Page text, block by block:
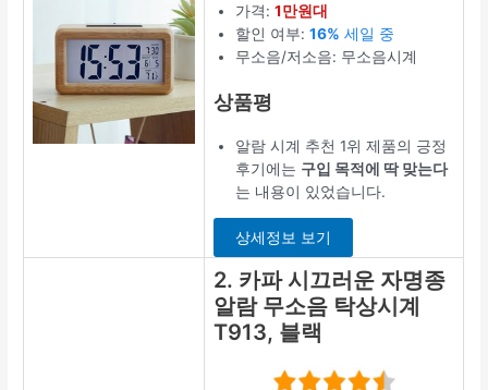
가격:1만원대
할인 여부:16% 세일 중
무소음/저소음: 무소음시계
상품평
알람 시계 추천 1위 제품의 긍정
후기에는 구입 목적에 딱 맞는다
는 내용이 있었습니다.
상세정보 보기
2. 카파 시끄러운 자명종
알람 무소음 탁상시계
T913, 블랙